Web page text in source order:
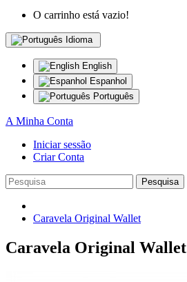
O carrinho está vazio!
Idioma
English
Espanhol
Português
A Minha Conta
Iniciar sessão
Criar Conta
Pesquisa
Caravela Original Wallet
Caravela Original Wallet